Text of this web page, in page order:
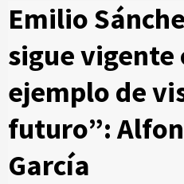
Emilio
sigue vigente
ejemplo de
futuro”:
García